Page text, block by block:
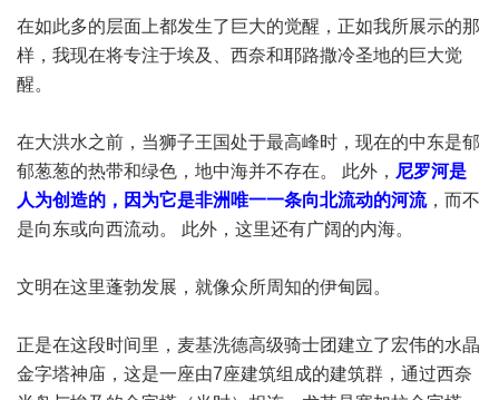
在如此多的层面上都发生了巨大的觉醒，正如我所展示的那
样，我现在将专注于埃及、西奈和耶路撒冷圣地的巨大觉
醒。
在大洪水之前，当狮子王国处于最高峰时，现在的中东是郁
郁葱葱的热带和绿色，地中海并不存在。 此外， 尼罗河是
人为创造的，因为它是非洲唯一一条向北流动的河流，而不
是向东或向西流动。 此外，这里还有广阔的内海。
文明在这里蓬勃发展，就像众所周知的伊甸园。
正是在这段时间里，麦基洗德高级骑士团建立了宏伟的水晶
金字塔神庙，这是一座由7座建筑组成的建筑群，通过西奈